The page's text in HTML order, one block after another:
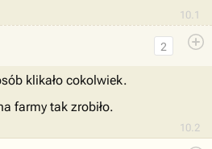
10.1
10.2
2
klikało cokolwiek.
farmy tak zrobiło.